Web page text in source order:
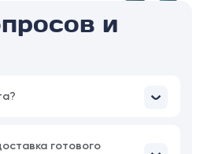
и
готового